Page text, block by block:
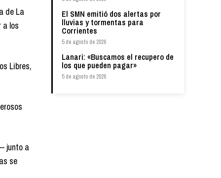
de La
los
Libres,
junto a
se
El SMN emitió dos alertas por
lluvias y tormentas para
Corrientes
5 de agosto de 2026
Lanari: «Buscamos el recupero de
los que pueden pagar»
5 de agosto de 2026